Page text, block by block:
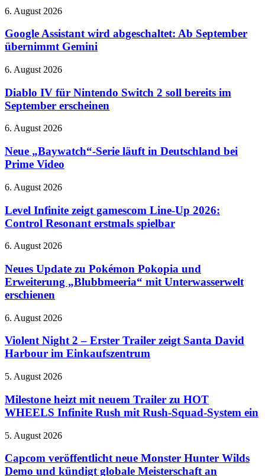
Lern-
Google
wird
abgeschaltet:
Ab
übernimmt
6. August 2026
Google Assistant wird abgeschaltet: Ab September
übernimmt Gemini
Diablo
für
Nintendo
Switch
soll
im
September
6. August 2026
Diablo IV für Nintendo Switch 2 soll bereits im
September erscheinen
Neue
Serie
läuft
in
bei
Video
6. August 2026
Neue „Baywatch“-Serie läuft in Deutschland bei
Prime Video
Level
zeigt
gamescom
Line-
2026:
Resonant
erstmals
spielbar
6. August 2026
Level Infinite zeigt gamescom Line-Up 2026:
Control Resonant erstmals spielbar
Neues
zu
Pokémon
Pokopia
und
„Blubbmeeria“
Unterwasserwelt
erschienen
6. August 2026
Neues Update zu Pokémon Pokopia und
Erweiterung „Blubbmeeria“ mit Unterwasserwelt
erschienen
Violent
2
–
Erster
zeigt
David
Harbour
Einkaufszentrum
6. August 2026
Violent Night 2 – Erster Trailer zeigt Santa David
Harbour im Einkaufszentrum
Milestone
mit
neuem
Trailer
HOT
Infinite
Rush
5. August 2026
Milestone heizt mit neuem Trailer zu HOT
WHEELS Infinite Rush mit Rush-Squad-System ein
Capcom
neue
Monster
5. August 2026
Capcom veröffentlicht neue Monster Hunter Wilds
Demo und kündigt globale Meisterschaft an